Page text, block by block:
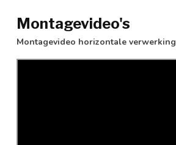
Montagevideo's
Montagevideo horizontale verwerking